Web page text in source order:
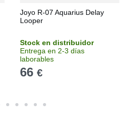
Joyo R-07 Aquarius Delay
Looper
Stock en distribuidor
Entrega en 2-3 días
laborables
66 €